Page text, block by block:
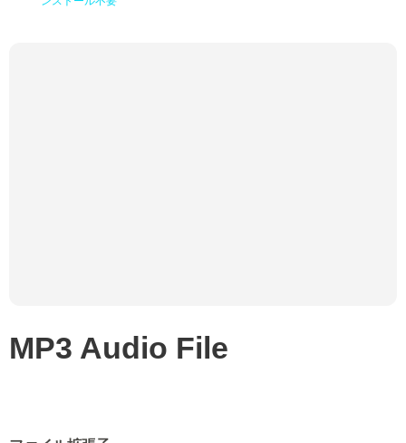
MP3 Audio File